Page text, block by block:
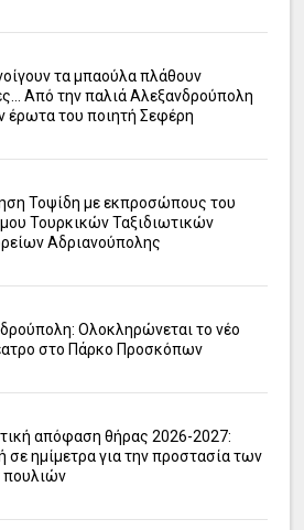
τα μπαούλα πλάθουν
Από την παλιά Αλεξανδρούπολη
έρωτα του ποιητή Σεφέρη
Τοψίδη με εκπροσώπους του
Τουρκικών Ταξιδιωτικών
Αδριανούπολης
Ολοκληρώνεται το νέο
στο Πάρκο Προσκόπων
απόφαση θήρας 2026-2027:
σε ημίμετρα για την προστασία των
πουλιών